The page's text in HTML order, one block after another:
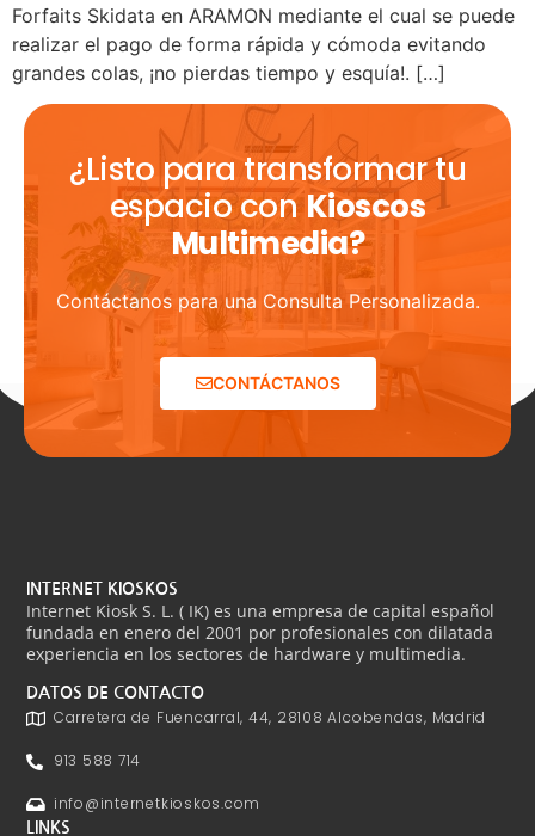
Forfaits Skidata en ARAMON mediante el cual se puede
realizar el pago de forma rápida y cómoda evitando
grandes colas, ¡no pierdas tiempo y esquía!. […]
¿Listo para transformar tu
espacio conKioscos
Multimedia?
Contáctanos para una Consulta Personalizada.
CONTÁCTANOS
INTERNET KIOSKOS
Internet Kiosk S. L. ( IK) es una empresa de capital español
fundada en enero del 2001 por profesionales con dilatada
experiencia en los sectores de hardware y multimedia.
DATOS DE CONTACTO
Carretera de Fuencarral, 44, 28108 Alcobendas, Madrid
913 588 714
info@internetkioskos.com
LINKS